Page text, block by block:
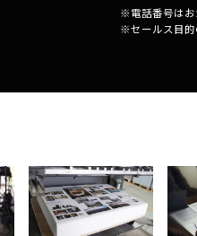
※電話番号はお
※セールス目的